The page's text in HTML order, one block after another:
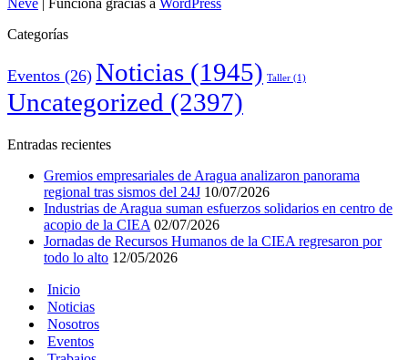
Categorías
Eventos (26) Noticias (1945) Taller (1)
Uncategorized (2397)
Entradas recientes
Gremios empresariales de Aragua analizaron panorama
regional tras sismos del 24J 10/07/2026
Industrias de Aragua suman esfuerzos solidarios en centro de
acopio de la CIEA 02/07/2026
Jornadas de Recursos Humanos de la CIEA regresaron por
todo lo alto 12/05/2026
Inicio
Noticias
Nosotros
Eventos